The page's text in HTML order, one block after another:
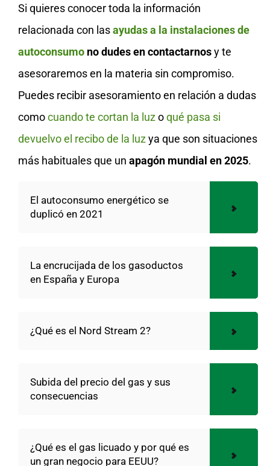
Si quieres conocer toda la información
relacionada con lasayudas a la instalaciones de
autoconsumo no dudes en contactarnosy te
asesoraremos en la materia sin compromiso.
Puedes recibir asesoramiento en relación a dudas
comocuando te cortan la luzoqué pasa si
devuelvo el recibo de la luzya que son situaciones
más habituales que un apagón mundial en 2025.
El autoconsumo energético se
duplicó en 2021
La encrucijada de los gasoductos
en España y Europa
¿Qué es el Nord Stream 2?
Subida del precio del gas y sus
consecuencias
¿Qué es el gas licuado y por qué es
un gran negocio para EEUU?